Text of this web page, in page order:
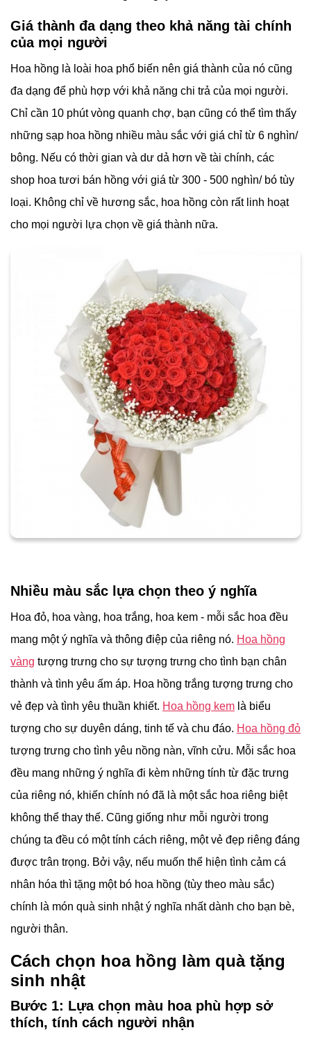
Giá thành đa dạng theo khả năng tài chính
của mọi người
Hoa hồng là loài hoa phổ biến nên giá thành của nó cũng
đa dạng để phù hợp với khả năng chi trả của mọi người.
Chỉ cần 10 phút vòng quanh chợ, bạn cũng có thể tìm thấy
những sạp hoa hồng nhiều màu sắc với giá chỉ từ 6 nghìn/
bông. Nếu có thời gian và dư dả hơn về tài chính, các
shop hoa tươi bán hồng với giá từ 300 - 500 nghìn/ bó tùy
loại. Không chỉ về hương sắc, hoa hồng còn rất linh hoạt
cho mọi người lựa chọn về giá thành nữa.
Nhiều màu sắc lựa chọn theo ý nghĩa
Hoa đỏ, hoa vàng, hoa trắng, hoa kem - mỗi sắc hoa đều
mang một ý nghĩa và thông điệp của riêng nó. Hoa hồng
vàng tượng trưng cho sự tượng trưng cho tình bạn chân
thành và tình yêu ấm áp. Hoa hồng trắng tượng trưng cho
vẻ đẹp và tình yêu thuần khiết. Hoa hồng kem là biểu
tượng cho sự duyên dáng, tinh tế và chu đáo. Hoa hồng đỏ
tượng trưng cho tình yêu nồng nàn, vĩnh cửu. Mỗi sắc hoa
đều mang những ý nghĩa đi kèm những tính từ đặc trưng
của riêng nó, khiến chính nó đã là một sắc hoa riêng biệt
không thể thay thế. Cũng giống như mỗi người trong
chúng ta đều có một tính cách riêng, một vẻ đẹp riêng đáng
được trân trọng. Bởi vậy, nếu muốn thể hiện tình cảm cá
nhân hóa thì tặng một bó hoa hồng (tùy theo màu sắc)
chính là món quà sinh nhật ý nghĩa nhất dành cho bạn bè,
người thân.
Cách chọn hoa hồng làm quà tặng
sinh nhật
Bước 1: Lựa chọn màu hoa phù hợp sở
thích, tính cách người nhận